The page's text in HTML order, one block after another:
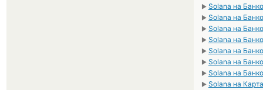
► Solana на
► Solana на
► Solana на
► Solana на
► Solana на
► Solana на
► Solana на
► Solana на